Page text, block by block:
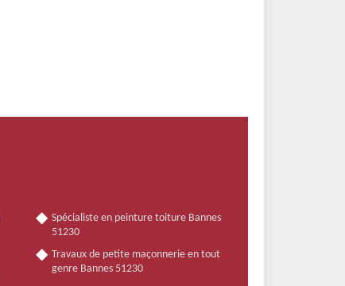
Spécialiste en peinture toiture Bannes
51230
Travaux de petite maçonnerie en tout
genre Bannes 51230